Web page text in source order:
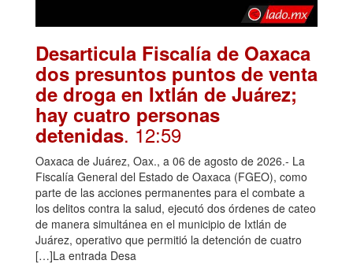
Desarticula Fiscalía de Oaxaca
dos presuntos puntos de venta
de droga en Ixtlán de Juárez;
hay cuatro personas
detenidas. 12:59
Oaxaca de Juárez, Oax., a 06 de agosto de 2026.- La
Fiscalía General del Estado de Oaxaca (FGEO), como
parte de las acciones permanentes para el combate a
los delitos contra la salud, ejecutó dos órdenes de cateo
de manera simultánea en el municipio de Ixtlán de
Juárez, operativo que permitió la detención de cuatro
[…]La entrada Desa